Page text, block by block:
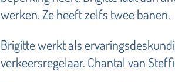
werken. Ze heeft zelfs twee banen.
Brigitte werkt als
verkeersregelaar. Chantal van